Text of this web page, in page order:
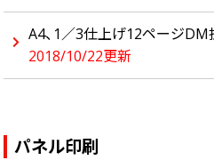
A4、1／3仕上げ12ページ
2018/10/22更新
パネル印刷